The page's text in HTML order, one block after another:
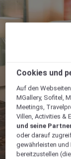
Cookies und
Auf den
MGallery, Sofitel,
Meetings,
Villen, Activities &
und seine
oder darauf
gewährleisten und
bereitzustellen